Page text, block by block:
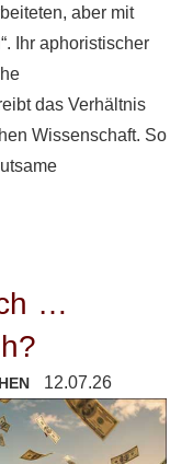
aber mit
Ihr aphoristischer
das Verhältnis
Wissenschaft. So
…
12.07.26